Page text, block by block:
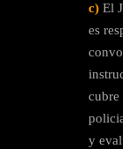
c) El
es
cubre
y